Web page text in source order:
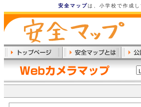
安全マップは、小学校で作成